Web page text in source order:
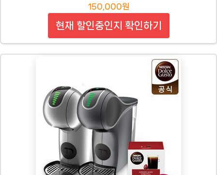
150,000원
현재 할인중인지 확인하기